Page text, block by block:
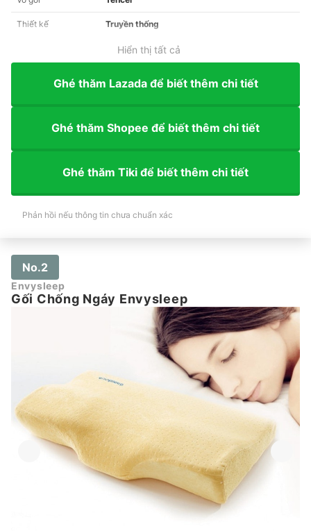
Thiết kế Truyền thống
Hiển thị tất cả
Ghé thăm Lazada để biết thêm chi tiết
Ghé thăm Shopee để biết thêm chi tiết
Ghé thăm Tiki để biết thêm chi tiết
Phản hồi nếu thông tin chưa chuẩn xác
No.2
Envysleep
Gối Chống Ngáy Envysleep